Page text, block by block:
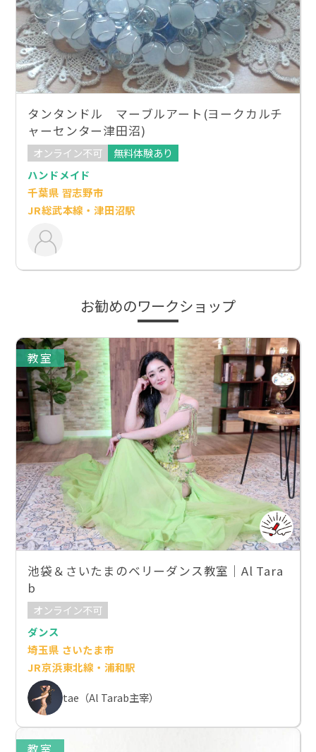
タンタンドル マーブルアート(ヨークカルチ
ャーセンター津田沼)
オンライン不可
無料体験あり
ハンドメイド
千葉県 習志野市
JR総武本線・津田沼駅
お勧めのワークショップ
教室
池袋＆さいたまのベリーダンス教室｜Al Tara
b
オンライン不可
ダンス
埼玉県 さいたま市
JR京浜東北線・浦和駅
tae（Al Tarab主宰）
教室